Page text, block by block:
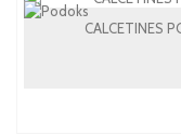
CALCETINES